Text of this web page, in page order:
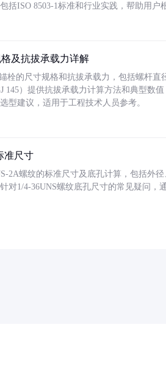
括ISO 8503-1标准和行业实践，帮助用户
及抗拔承载力详解
栓的尺寸规格和抗拔承载力，包括螺杆
145）提供抗拔承载力计算方法和典型数
型建议，适用于工程技术人员参考。
准尺寸
2A螺纹的标准尺寸及底孔计算，包括外
针对1/4-36UNS螺纹底孔尺寸的常见疑问